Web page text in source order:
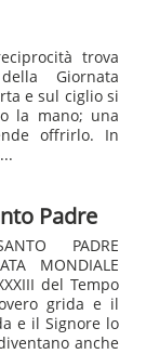
trova
Giornata
e sul ciglio si
la mano; una
offrirlo. In
Padre
PADRE
MONDIALE
del Tempo
grida e il
e il Signore lo
anche